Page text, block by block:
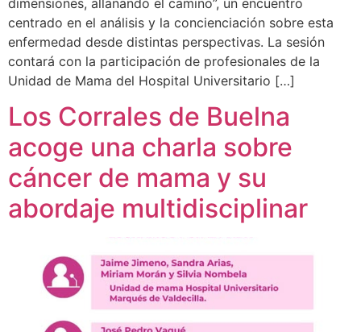
dimensiones, allanando el camino”, un encuentro
centrado en el análisis y la concienciación sobre esta
enfermedad desde distintas perspectivas. La sesión
contará con la participación de profesionales de la
Unidad de Mama del Hospital Universitario […]
Los Corrales de Buelna
acoge una charla sobre
cáncer de mama y su
abordaje multidisciplinar